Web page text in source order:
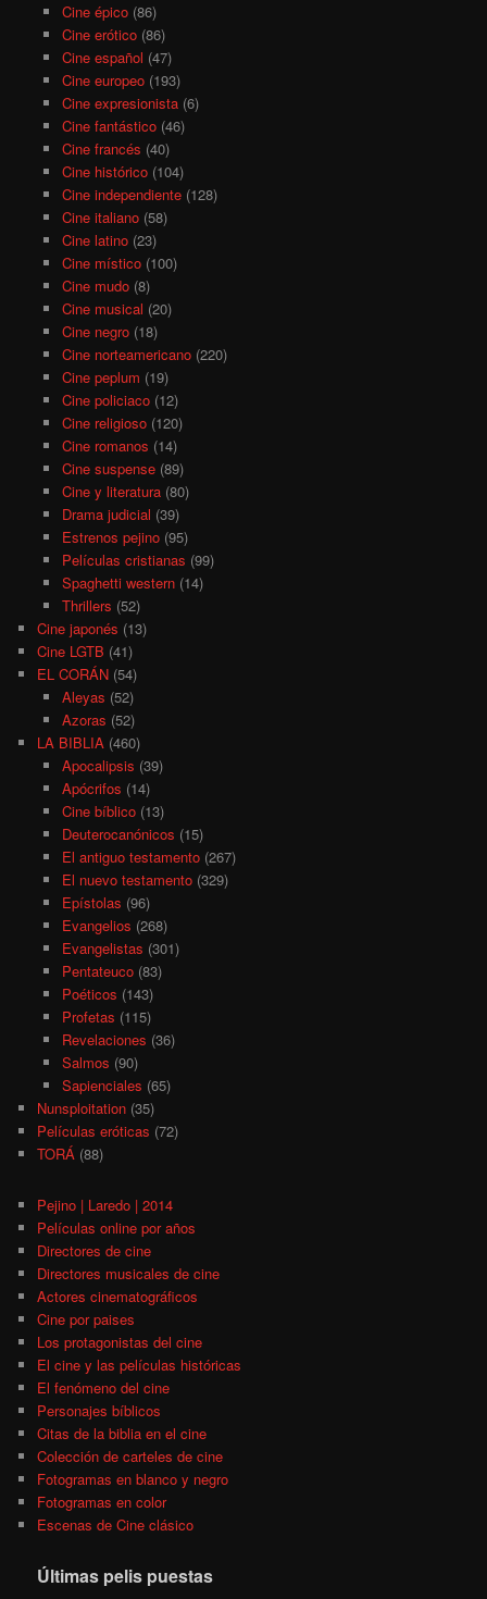
Cine épico(86)
Cine erótico(86)
Cine español (47)
Cine europeo(193)
Cine expresionista(6)
Cine fantástico(46)
Cine francés (40)
Cine histórico(104)
Cine independiente(128)
Cine italiano(58)
Cine latino(23)
Cine místico(100)
Cine mudo(8)
Cine musical (20)
Cine negro(18)
Cine norteamericano(220)
Cine peplum (19)
Cine policiaco(12)
Cine religioso(120)
Cine romanos (14)
Cine suspense(89)
Cine y literatura(80)
Drama judicial (39)
Estrenos pejino(95)
Películas cristianas (99)
Spaghetti western(14)
Thrillers (52)
Cine japonés (13)
Cine LGTB (41)
EL CORÁN (54)
Aleyas (52)
Azoras (52)
LA BIBLIA (460)
Apocalipsis (39)
Apócrifos (14)
Cine bíblico(13)
Deuterocanónicos (15)
El antiguo testamento(267)
El nuevo testamento(329)
Epístolas (96)
Evangelios (268)
Evangelistas (301)
Pentateuco(83)
Poéticos (143)
Profetas (115)
Revelaciones (36)
Salmos (90)
Sapienciales (65)
Nunsploitation (35)
Películas eróticas (72)
TORÁ (88)
Pejino | Laredo | 2014
Películas online por años
Directores de cine
Directores musicales de cine
Actores cinematográficos
Cine por paises
Los protagonistas del cine
El cine y las películas históricas
El fenómeno del cine
Personajes bíblicos
Citas de la biblia en el cine
Colección de carteles de cine
Fotogramas en blanco y negro
Fotogramas en color
Escenas de Cine clásico
Últimas pelis puestas